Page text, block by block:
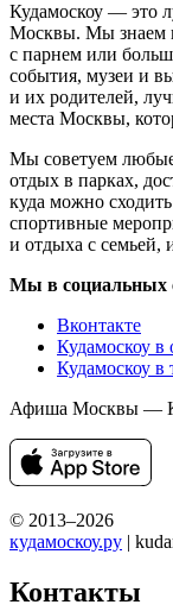
Кудамоскоу — это
Москвы. Мы знаем
с парнем или
события, музеи и
и их родителей,
места Москвы,
Мы советуем
отдых в парках,
куда можно
спортивные
и отдыха с семьей,
Мы в социальных
Вконтакте
Кудамоскоу в
Кудамоскоу в
Афиша Москвы —
© 2013–2026
кудамоскоу.ру |
Контакты